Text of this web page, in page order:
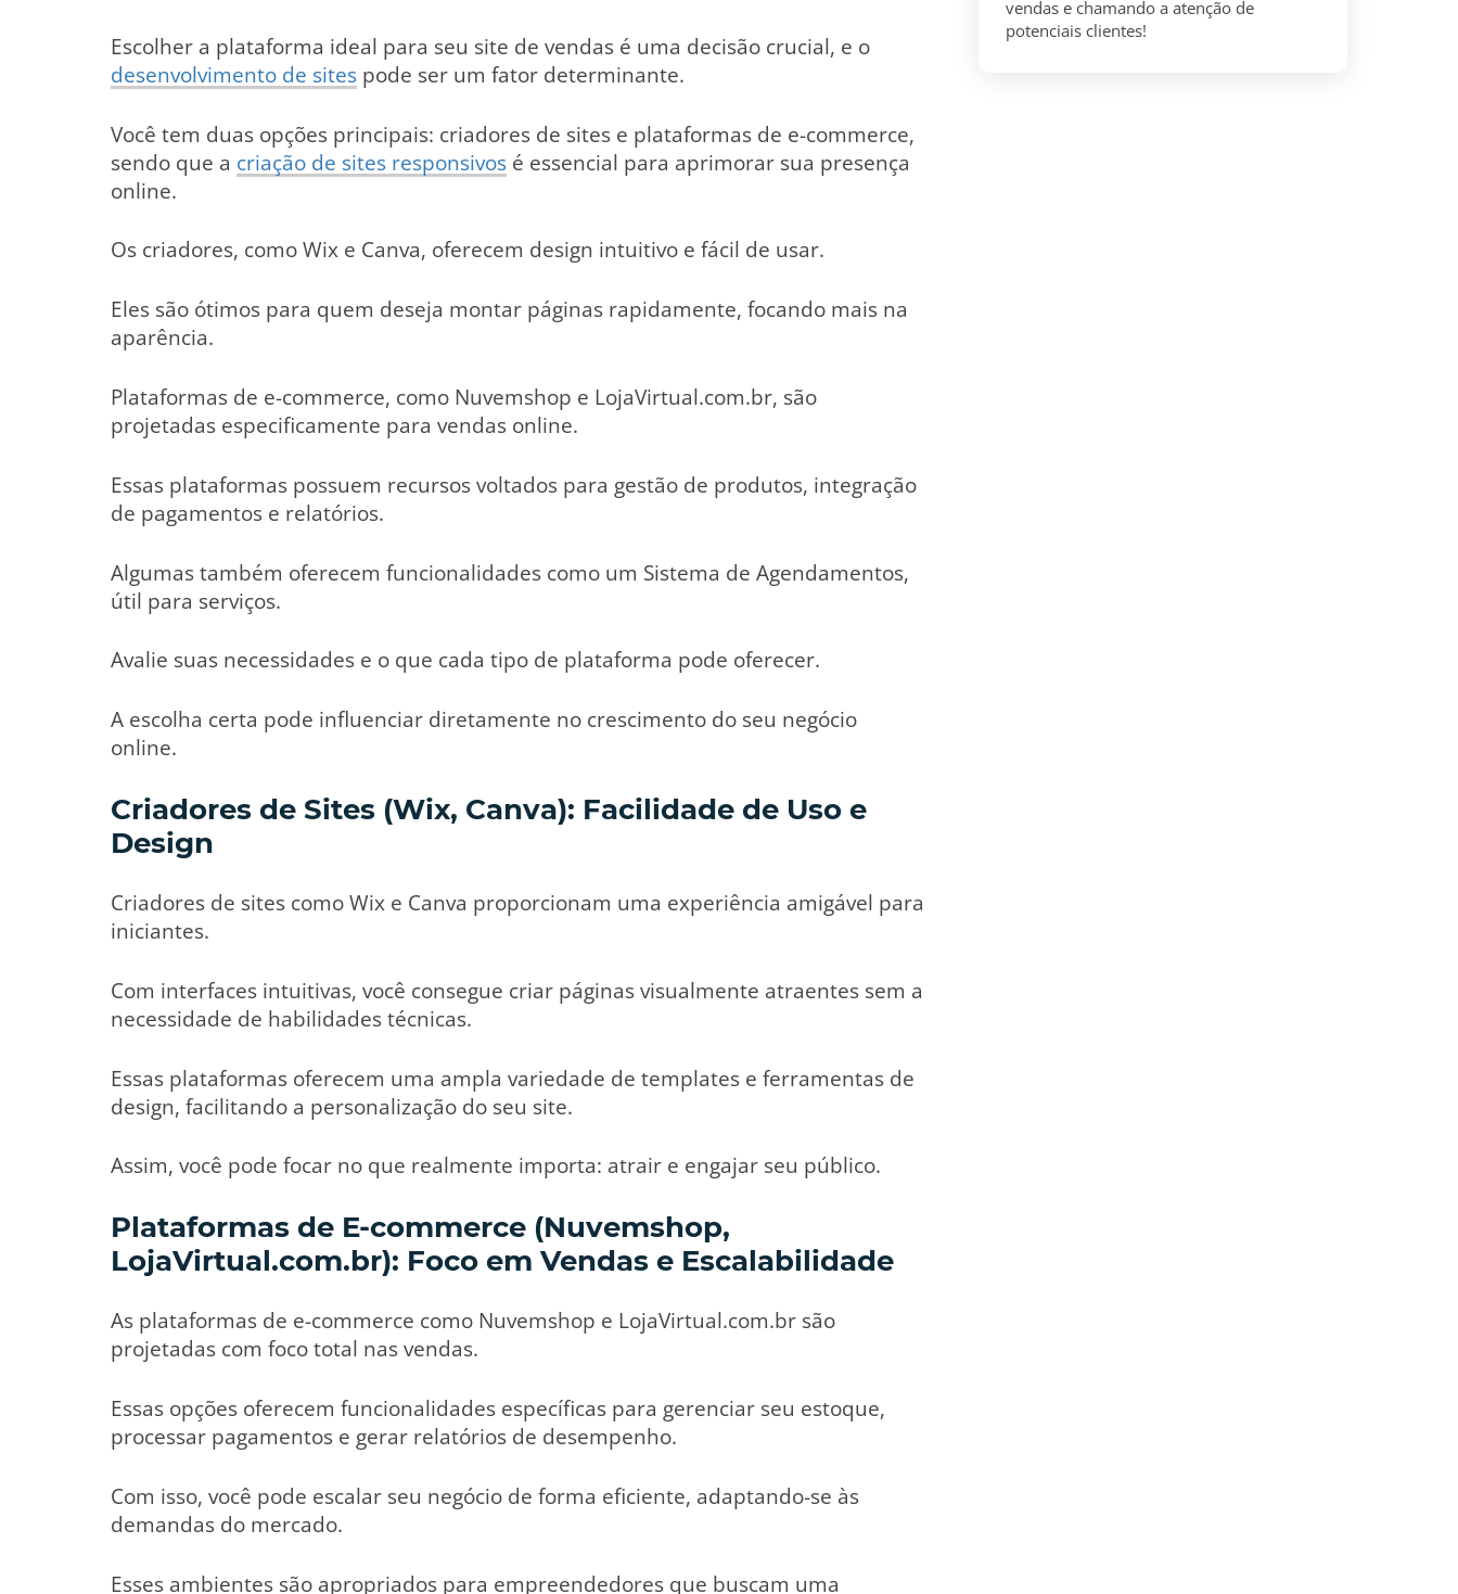
Escolher a plataforma ideal para seu site de vendas é uma decisão crucial, e o
desenvolvimento de sites pode ser um fator determinante.
Você tem duas opções principais: criadores de sites e plataformas de e-commerce,
sendo que a criação de sites responsivos é essencial para aprimorar sua presença
online.
Os criadores, como Wix e Canva, oferecem design intuitivo e fácil de usar.
Eles são ótimos para quem deseja montar páginas rapidamente, focando mais na
aparência.
Plataformas de e-commerce, como Nuvemshop e LojaVirtual.com.br, são
projetadas especificamente para vendas online.
Essas plataformas possuem recursos voltados para gestão de produtos, integração
de pagamentos e relatórios.
Algumas também oferecem funcionalidades como um Sistema de Agendamentos,
útil para serviços.
Avalie suas necessidades e o que cada tipo de plataforma pode oferecer.
A escolha certa pode influenciar diretamente no crescimento do seu negócio
online.
Criadores de Sites (Wix, Canva): Facilidade de Uso e
Design
Criadores de sites como Wix e Canva proporcionam uma experiência amigável para
iniciantes.
Com interfaces intuitivas, você consegue criar páginas visualmente atraentes sem a
necessidade de habilidades técnicas.
Essas plataformas oferecem uma ampla variedade de templates e ferramentas de
design, facilitando a personalização do seu site.
Assim, você pode focar no que realmente importa: atrair e engajar seu público.
Plataformas de E-commerce (Nuvemshop,
LojaVirtual.com.br): Foco em Vendas e Escalabilidade
As plataformas de e-commerce como Nuvemshop e LojaVirtual.com.br são
projetadas com foco total nas vendas.
Essas opções oferecem funcionalidades específicas para gerenciar seu estoque,
processar pagamentos e gerar relatórios de desempenho.
Com isso, você pode escalar seu negócio de forma eficiente, adaptando-se às
demandas do mercado.
Esses ambientes são apropriados para empreendedores que buscam uma
vendas e chamando a atenção de
potenciais clientes!